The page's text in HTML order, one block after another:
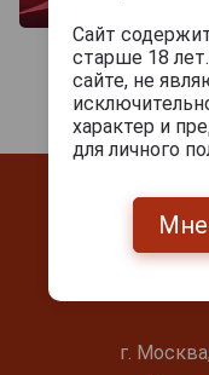
г.
Сайт
старше 18
сайте, не
характер и
для личного